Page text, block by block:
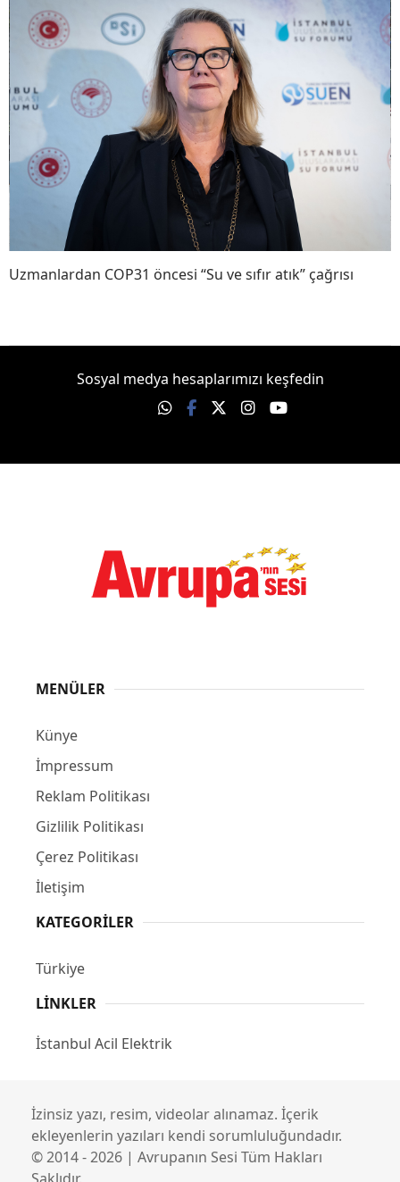
Uzmanlardan COP31 öncesi “Su ve sıfır atık” çağrısı
Sosyal medya hesaplarımızı keşfedin
MENÜLER
Künye
İmpressum
Reklam Politikası
Gizlilik Politikası
Çerez Politikası
İletişim
KATEGORILER
Türkiye
LINKLER
İstanbul Acil Elektrik
İzinsiz yazı, resim, videolar alınamaz. İçerik
ekleyenlerin yazıları kendi sorumluluğundadır.
© 2014 - 2026 | Avrupanın Sesi Tüm Hakları